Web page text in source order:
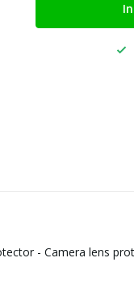
- Camera lens